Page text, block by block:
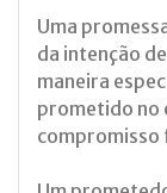
Uma
da intenção
maneira
prometido no